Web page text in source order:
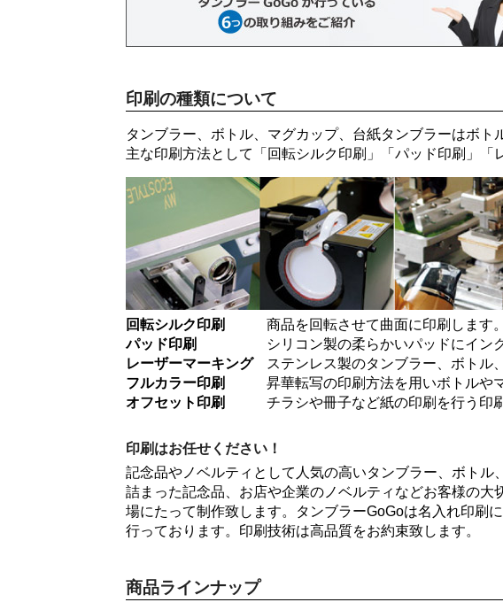
印刷の種類について
タンブラー、ボトル、マグカップ、台紙タンブラーはボト
主な印刷方法として「 回転シルク印刷 」「 パッド印刷 」「
回転シルク印刷
商品を回転させて曲面に印刷します
パッド印刷
シリコン製の柔らかいパッドにイン
レーザーマーキング
ステンレス製のタンブラー、ボトル
フルカラー印刷
昇華転写の印刷方法を用いボトルや
オフセット印刷
チラシや冊子など紙の印刷を行う印
印刷はお任せください！
記念品やノベルティとして人気の高いタンブラー、ボトル
詰まった記念品、お店や企業のノベルティなどお客様の大
場にたって制作致します。タンブラーGoGoは名入れ印刷
行っております。印刷技術は高品質をお約束致します。
商品ラインナップ